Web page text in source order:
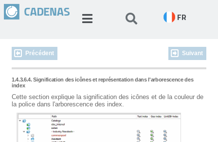
FR
Précédent Suivant
1.4.3.6.4. Signification des icônes et représentation dans l'arborescence des
index
Cette section explique la signification des icônes et de la couleur de
la police dans l'arborescence des index.